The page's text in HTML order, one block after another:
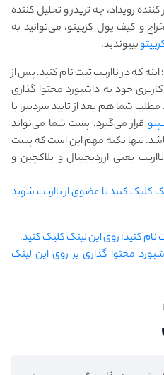
کننده رویداد، چه تریدر و تحلیل کننده
و کیف پول کریپتو، می‌توانید به
بپیوندید.
که در نااریب ثبت نام کنید. پس از
خود به داشبورد محتوا گذاری
شما هم بعد از تایید سردبیر، با
قرار می‌گیرد. پست شما می‌تواند
باشد. تنها نکته مهم این است که پست
یعنی ارزدیجیتال و بلاکچین و
کلیک کنید تا عضوی از نااریب شوید
نام کنید؛ روی این لینک کلیک کنید.
محتوا گذاری بر روی این لینک